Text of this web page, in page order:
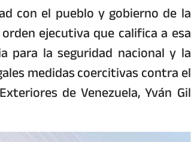
con el pueblo y gobierno de la
ejecutiva que califica a esa
para la seguridad nacional y la
medidas coercitivas contra el
de Venezuela, Yván Gil